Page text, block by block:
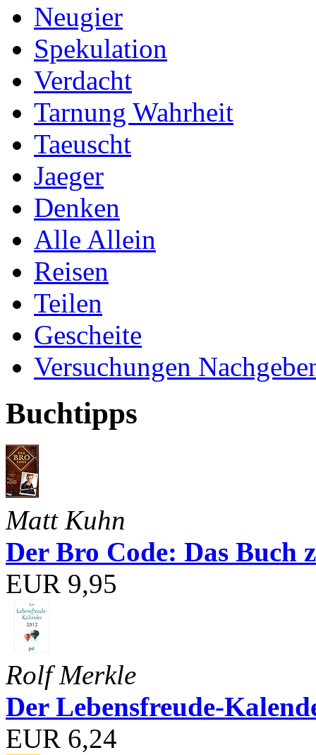
Neugier
Spekulation
Verdacht
Tarnung Wahrheit
Taeuscht
Jaeger
Denken
Alle Allein
Reisen
Teilen
Gescheite
Versuchungen
Buchtipps
Matt Kuhn
Der Bro Code: Das Buch
EUR 9,95
Rolf Merkle
Der Lebensfreude-
EUR 6,24